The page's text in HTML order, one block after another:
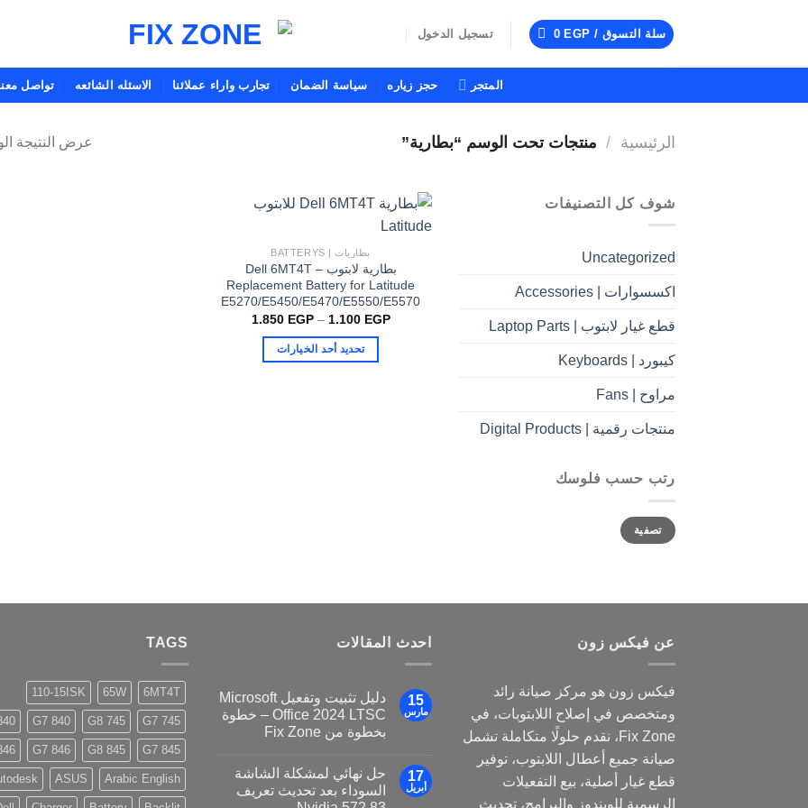
سلة التسوق / 0EGP تسجيل الدخول
المتجر حجز زياره سياسة الضمان تجارب واراء عملائنا الاسئله الشائعه تواصل
الرئيسية / منتجات تحت الوسم “بطارية” عرض النتيجة
شوف كل التصنيفات
Uncategorized
اكسسوارات | Accessories
قطع غيار لابتوب | Laptop Parts
كيبورد | Keyboards
مراوح | Fans
منتجات رقمية | Digital Products
رتب حسب فلوسك
أدنى
سعر
أعلى
سعرتصفية
بطاريات | BATTERYS
بطارية لابتوب Dell 6MT4T –
Replacement Battery for Latitude
E5270/E5450/E5470/E5550/E5570
1.100 EGP
–
1.850 EGP
تحديد أحد الخيارات
عن فيكس زون
فيكس زون هو مركز صيانة رائد
ومتخصص في إصلاح اللابتوبات، في
Fix Zone، نقدم حلولًا متكاملة تشمل
صيانة جميع أعطال اللابتوب، توفير
قطع غيار أصلية، بيع التفعيلات
الرسمية للويندوز والبرامج، تحديث
احدث المقالات
15
مارس
دليل تثبيت وتفعيل Microsoft
Office 2024 LTSC – خطوة
بخطوة من Fix Zone
17
أبريل
حل نهائي لمشكلة الشاشة
السوداء بعد تحديث تعريف
TAGS
6MT4T
65W
110-15ISK
745 G7
745 G8
840 G7
G8
845 G7
845 G8
846 G7
G8
Arabic English
ASUS